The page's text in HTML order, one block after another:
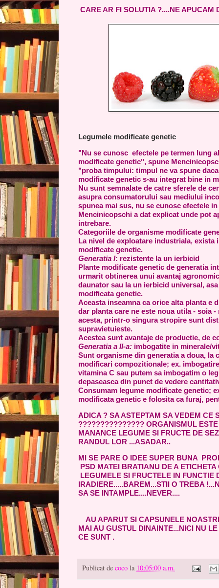
CARE AR FI SOLUTIA ?....NE APUCAM
Legumele modificate genetic
"Nu se cunosc efectele pe termen lung
modificate genetic", spune
"proba timpului: timpul ne va spune
modificate genetic s-au integrat bine in
Nu sunt semnalate de catre sferele de
asupra consumatorului sau mediului
spunea mai sus, nu se cunosc efectele
Mencinicopschi a dat explicat unde pot
intrebare.
Categoriile de organisme modificate
La nivel de exploatare industriala, exista
modificate genetic.
Generatia I: rezistente la un ierbicid
Plante modificate genetic de generatia
urmarit obtinerea unui avantaj
daunator sau la un ierbicid universal,
modificata genetic.
Aceasta inseamna ca orice alta planta e
dar planta care ne este noua utila - soia
acesta, printr-o singura stropire sunt
supravietuieste.
Acestea sunt avantaje de productie, de
Generatia a II-a: imbogatite in minerale/
Sunt organisme din generatia a doua, la
modificari compozitionale; ex.
vitamina C sau putem sa imbogatim o
depaseasca din punct de vedere
Consumam legume modificate genetic;
modificata genetic e folosita ca furaj,
ADICA ? SA ASTEPTAM SA VEDEM CE
??????????????? ORGANISMUL
MANANCE LEGUME SI FRUCTE DE
RANDUL LOR ...ASADAR..
MI SE PARE O IDEE SUPER BUNA
PSD MATEI BRATIANU DE A
LEGUMELE SI FRUCTELE IN FUNCTIE
IRADIERE.....BAREM...STII O TREBA
SA SE INTAMPLE....NEVER....
AU APARUT SI CAPSUNELE
MAI AU GUSTUL DINAINTE...NICI NU
CE SUNT .
Publicat de coco la 10:05:00 a.m.